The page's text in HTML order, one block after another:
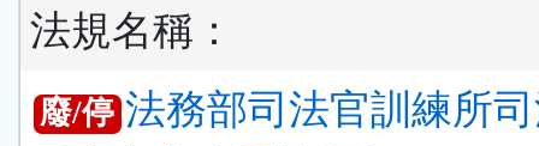
法規名稱：
廢/停 法務部司法官訓練所